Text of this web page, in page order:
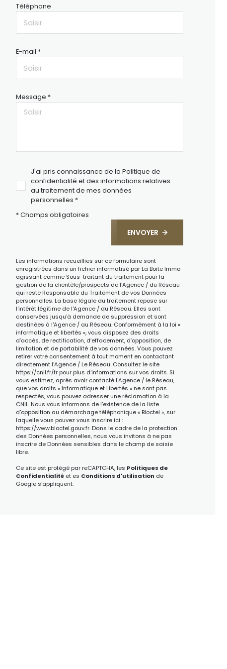
Téléphone
E-mail *
Message *
J'ai pris connaissance de la Politique de
confidentialité et des informations relatives
au traitement de mes données
personnelles *
* Champs obligatoires
ENVOYER
Les informations recueillies sur ce formulaire sont
enregistrées dans un fichier informatisé par La Boite Immo
agissant comme Sous-traitant du traitement pour la
gestion de la clientèle/prospects de l'Agence / du Réseau
qui reste Responsable du Traitement de vos Données
personnelles. La base légale du traitement repose sur
l'intérêt légitime de l'Agence / du Réseau. Elles sont
conservées jusqu'à demande de suppression et sont
destinées à l'Agence / au Réseau. Conformément à la loi «
informatique et libertés », vous disposez des droits
d’accès, de rectification, d’effacement, d’opposition, de
limitation et de portabilité de vos données. Vous pouvez
retirer votre consentement à tout moment en contactant
directement l’Agence / Le Réseau. Consultez le site
https://cnil.fr/frpour plus d’informations sur vos droits. Si
vous estimez, après avoir contacté l'Agence / le Réseau,
que vos droits « Informatique et Libertés » ne sont pas
respectés, vous pouvez adresser une réclamation à la
CNIL. Nous vous informons de l’existence de la liste
d'opposition au démarchage téléphonique « Bloctel », sur
laquelle vous pouvez vous inscrire ici :
https://www.bloctel.gouv.fr. Dans le cadre de la protection
des Données personnelles, nous vous invitons à ne pas
inscrire de Données sensibles dans le champ de saisie
libre.
Ce site est protégé par reCAPTCHA, les Politiques de
Confidentialitéet es Conditions d'utilisation de
Google s'appliquent.